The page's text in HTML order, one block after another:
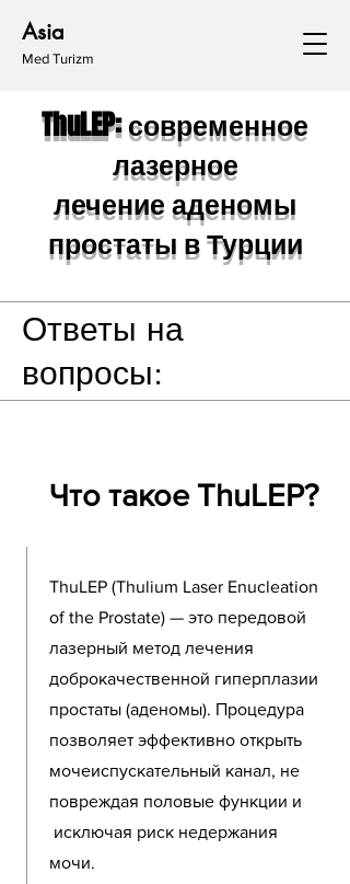
Asia
Med Turizm
ThuLEP: современное
лазерное
лечение аденомы
простаты в Турции
Ответы на
вопросы:
Что такое ThuLEP?
ThuLEP (Thulium Laser Enucleation
of the Prostate) — это передовой
лазерный метод лечения
доброкачественной гиперплазии
простаты (аденомы). Процедура
позволяет эффективно открыть
мочеиспускательный канал, не
повреждая половые функции и
исключая риск недержания
мочи.